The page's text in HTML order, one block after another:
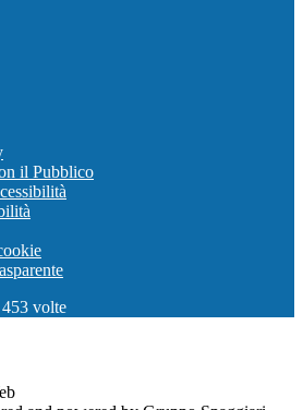
il Pubblico
453 volte